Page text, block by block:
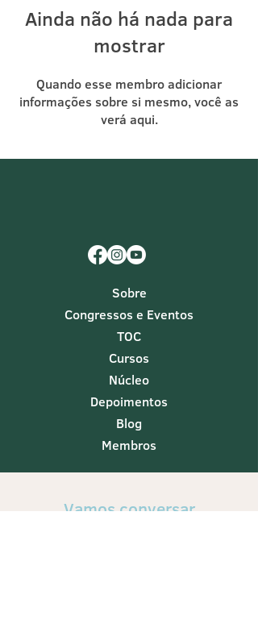
Ainda não há nada para
mostrar
Quando esse membro adicionar
informações sobre si mesmo, você as
verá aqui.
Sobre
Congressos e Eventos
TOC
Cursos
Núcleo
Depoimentos
Blog
Membros
Vamos conversar